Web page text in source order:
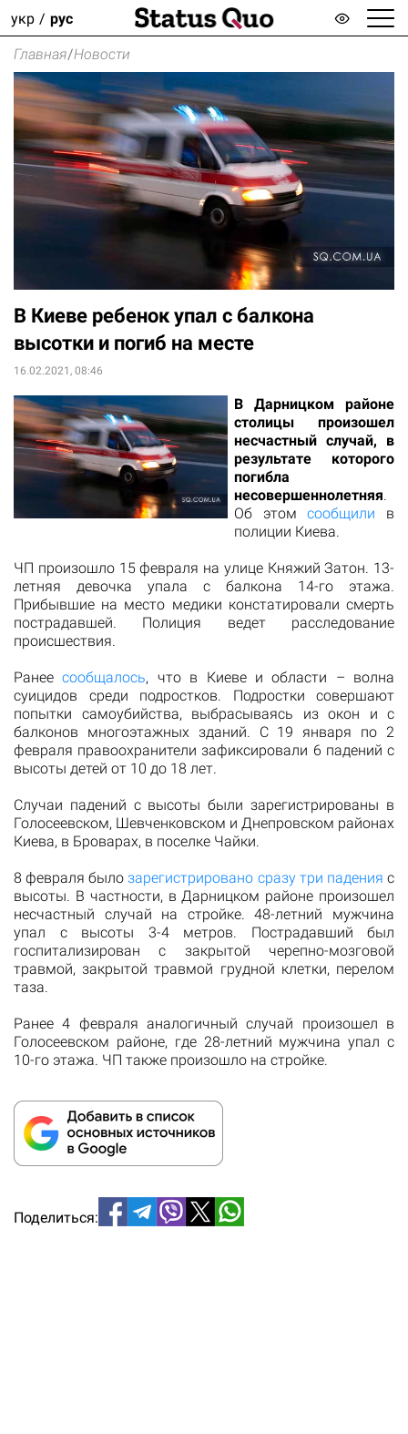
укр рус
Главная/Новости
В Киеве ребенок упал с балкона
высотки и погиб на месте
16.02.2021, 08:46
В Дарницком районе
столицы произошел
несчастный случай, в
результате которого
погибла
несовершеннолетняя.
Об этомсообщили в
полиции Киева.
ЧП произошло 15 февраля на улице Княжий Затон. 13-
летняя девочка упала с балкона 14-го этажа.
Прибывшие на место медики констатировали смерть
пострадавшей. Полиция ведет расследование
происшествия.
Ранеесообщалось, что в Киеве и области – волна
суицидов среди подростков. Подростки совершают
попытки самоубийства, выбрасываясь из окон и с
балконов многоэтажных зданий. С 19 января по 2
февраля правоохранители зафиксировали 6 падений с
высоты детей от 10 до 18 лет.
Случаи падений с высоты были зарегистрированы в
Голосеевском, Шевченковском и Днепровском районах
Киева, в Броварах, в поселке Чайки.
8 февраля было зарегистрировано сразу три падения с
высоты. В частности, в Дарницком районе произошел
несчастный случай на стройке. 48-летний мужчина
упал с высоты 3-4 метров. Пострадавший был
госпитализирован с закрытой черепно-мозговой
травмой, закрытой травмой грудной клетки, перелом
таза.
Ранее 4 февраля аналогичный случай произошел в
Голосеевском районе, где 28-летний мужчина упал с
10-го этажа. ЧП также произошло на стройке.
Поделиться: